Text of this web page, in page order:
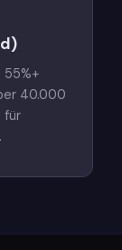
55%+
40.000
für